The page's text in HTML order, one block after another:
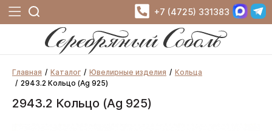
+7 (4725) 331383
Главная Каталог Ювелирные изделия
Кольца
2943.2 Кольцо (Ag 925)
2943.2 Кольцо (Ag 925)